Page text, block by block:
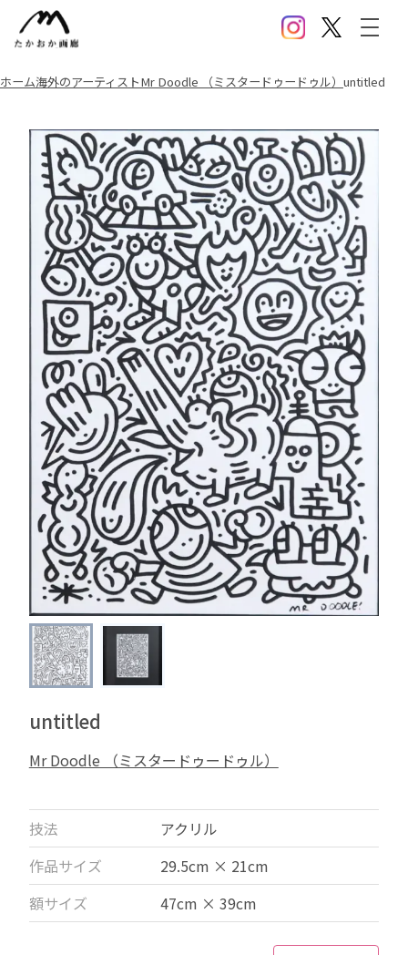
InstagramX(Twitter)
メニ
ホーム海外のアーティストMr Doodle （ミスタードゥードゥル） untitled
untitled
Mr Doodle （ミスタードゥードゥル）
技法
アクリル
作品サイズ
29.5cm × 21cm
額サイズ
47cm × 39cm